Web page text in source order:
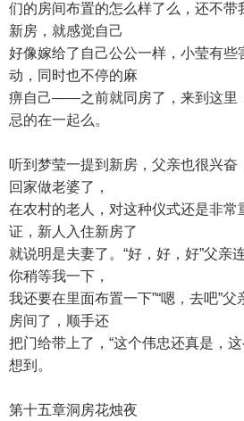
们的房间布置的怎么样了么，还不带
新房，就感觉自己
好像嫁给了自己公公一样，小莹有些
动，同时也不停的麻
痹自己——之前就同房了，来到这里
忌的在一起么。
听到梦莹一提到新房，父亲也很兴奋
回家做老婆了，
在农村的老人，对这种仪式还是非常
证，新人入住新房了
就说明是夫妻了。“好，好，好”父亲
你稍等我一下，
我还要在里面布置一下”“嗯，去吧”
房间了，顺手还
把门给带上了，“这个伟忠还真是，
想到。
第十五章洞房花烛夜